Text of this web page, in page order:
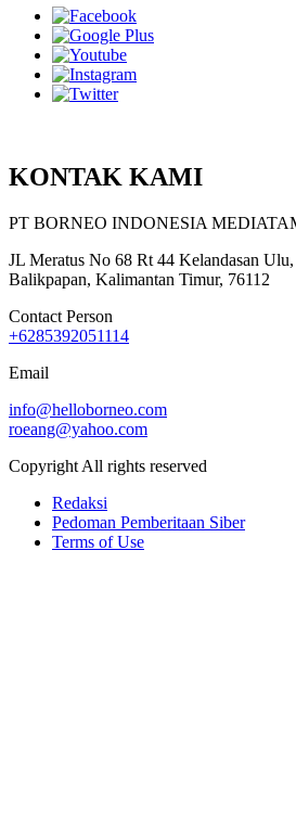
KONTAK KAMI
PT BORNEO INDONESIA
JL Meratus No 68 Rt 44 Kelandasan
Balikpapan, Kalimantan Timur, 76112
Contact Person
+6285392051114
Email
info@helloborneo.com
roeang@yahoo.com
Copyright All rights reserved
Redaksi
Pedoman Pemberitaan Siber
Terms of Use